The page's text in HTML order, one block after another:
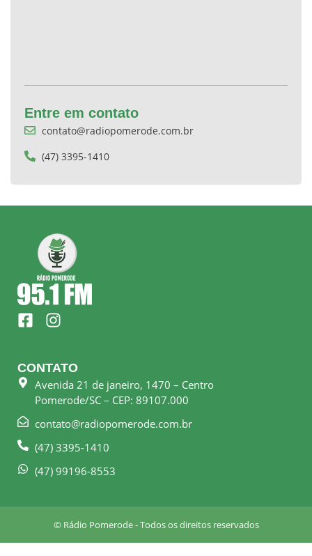
Entre em contato
contato@radiopomerode.com.br
(47) 3395-1410
F
a
e
b
o
k
s
q
a
I
n
t
a
g
r
a
m
CONTATO
Avenida 21 de janeiro, 1470 – Centro
Pomerode/SC – CEP: 89107.000
contato@radiopomerode.com.br
(47) 3395-1410
(47) 99196-8553
© Rádio Pomerode - Todos os direitos reservados